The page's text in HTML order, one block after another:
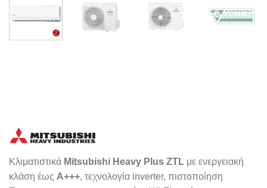
Κλιματιστικά Mitsubishi Heavy Plus ZTL με ενεργειακή
κλάση έως A+++, τεχνολογία inverter, πιστοποίηση